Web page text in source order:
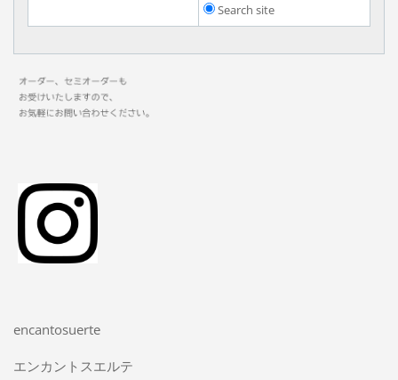
Search site
encantosuerte
エンカントスエルテ